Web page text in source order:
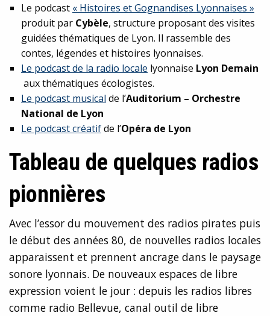
Le podcast « Histoires et Gognandises Lyonnaises »
produit par Cybèle, structure proposant des visites
guidées thématiques de Lyon. Il rassemble des
contes, légendes et histoires lyonnaises.
Le podcast de la radio locale lyonnaise Lyon Demain
aux thématiques écologistes.
Le podcast musical de l’Auditorium – Orchestre
National de Lyon
Le podcast créatifde l’Opéra de Lyon
Tableau de quelques radios
pionnières
Avec l’essor du mouvement des radios pirates puis
le début des années 80, de nouvelles radios locales
apparaissent et prennent ancrage dans le paysage
sonore lyonnais. De nouveaux espaces de libre
expression voient le jour : depuis les radios libres
comme radio Bellevue, canal outil de libre